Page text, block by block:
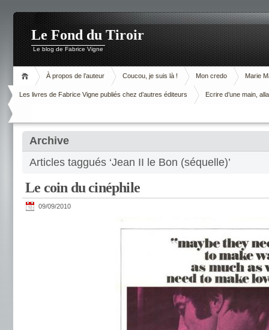
Le Fond du Tiroir
Le blog de Fabrice Vigne
À propos de l’auteur Coucou, je suis là ! Mon credo Marie
Les livres de Fabrice Vigne publiés chez d’autres éditeurs Ecrire d’une main,
Archive
Articles taggués ‘Jean II le Bon (séquelle)’
Le coin du cinéphile
09/09/2010